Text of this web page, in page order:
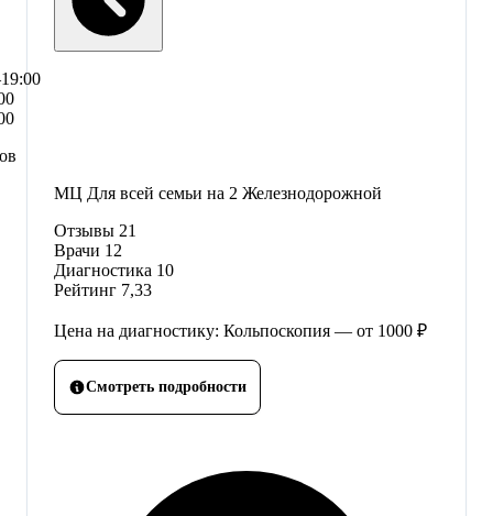
МЦ Для всей семьи на 2 Железнодорожной
Отзывы 21
Врачи 12
Диагностика 10
Рейтинг 7,33
Цена на диагностику: Кольпоскопия — от 1000 ₽
Смотреть подробности